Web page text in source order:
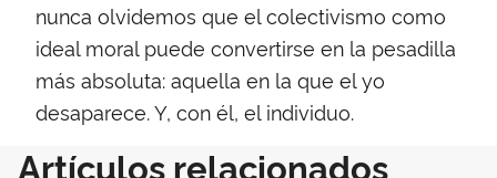
nunca olvidemos que el colectivismo como
ideal moral puede convertirse en la pesadilla
más absoluta: aquella en la que el yo
desaparece. Y, con él, el individuo.
Artículos relacionados